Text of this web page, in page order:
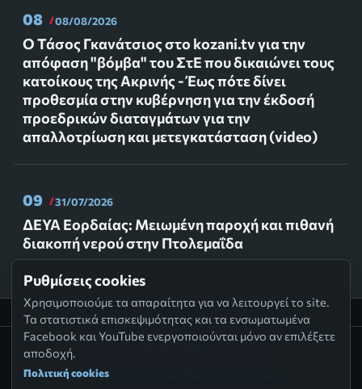
08 08/08/2026
Ο Τάσος Γκανάτσιος στο kozani.tv για την
απόφαση "βόμβα" του ΣτΕ που δικαιώνει τους
κατοίκους της Ακρινής - Έως πότε δίνει
προθεσμία στην κυβέρνηση για την έκδοσή
προεδρικών διαταγμάτων για την
απαλλοτρίωση και μετεγκατάσταση (video)
09 31/07/2026
ΔΕΥΑ Εορδαίας: Μειωμένη παροχή και πιθανή
διακοπή νερού στην Πτολεμαΐδα
ptolemaida.tv
Απόρρητο
Ρυθμίσεις cookies
Χρησιμοποιούμε τα απαραίτητα για να λειτουργεί το site.
Τα στατιστικά επισκεψιμότητας και τα ενσωματωμένα
Facebook και YouTube ενεργοποιούνται μόνο αν επιλέξετε
αποδοχή.
Πολιτική cookies